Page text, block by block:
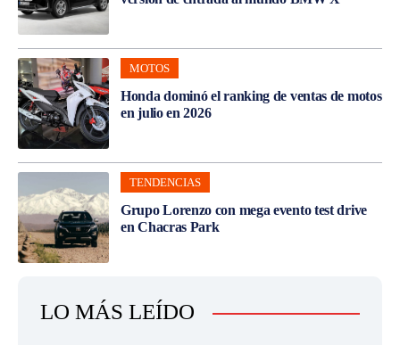
MOTOS
Honda dominó el ranking de ventas de motos
en julio en 2026
TENDENCIAS
Grupo Lorenzo con mega evento test drive
en Chacras Park
LO MÁS LEÍDO